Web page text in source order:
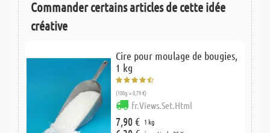
Commander certains articles de cette idée
créative
Cire pour moulage de bougies,
1 kg
(100g = 0,79 €)
fr.Views.Set.Html
7,90 € 1 kg